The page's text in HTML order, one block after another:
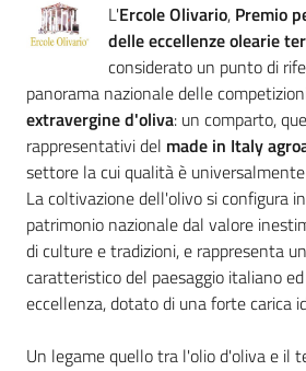
l'Impresa
Promuovere
l'Impresa
e
il
territorio
Tutelare
e
L'Ercole Olivario, Premio
delle eccellenze olearie
considerato un punto di
panorama nazionale delle
extravergine d'oliva: un comparto,
rappresentativi del made in Italy
settore la cui qualità è
La coltivazione dell'olivo si configura
patrimonio nazionale dal valore
di culture e tradizioni, e rappresenta
caratteristico del paesaggio italiano
eccellenza, dotato di una forte carica
Un legame quello tra l'olio d'oliva e il